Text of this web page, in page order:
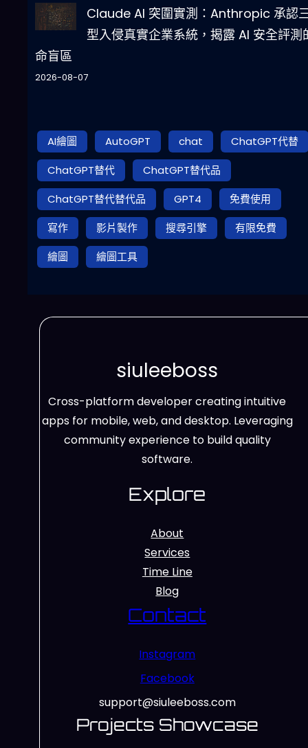
Claude AI 突圍實測：Anthropic 承認
型入侵真實企業系統，揭露 AI 安全評測
命盲區
2026-08-07
AI繪圖 AutoGPT chat
ChatGPT代替
ChatGPT替代
ChatGPT替代品
ChatGPT替代替代品
GPT4
免費使用
寫作
影片製作 搜尋引擎
有限免費
繪圖
繪圖工具
siuleeboss
Cross-platform developer creating intuitive
apps for mobile, web, and desktop. Leveraging
community experience to build quality
software.
Explore
About
Services
Time Line
Blog
Contact
Instagram
Facebook
support@siuleeboss.com
Projects Showcase